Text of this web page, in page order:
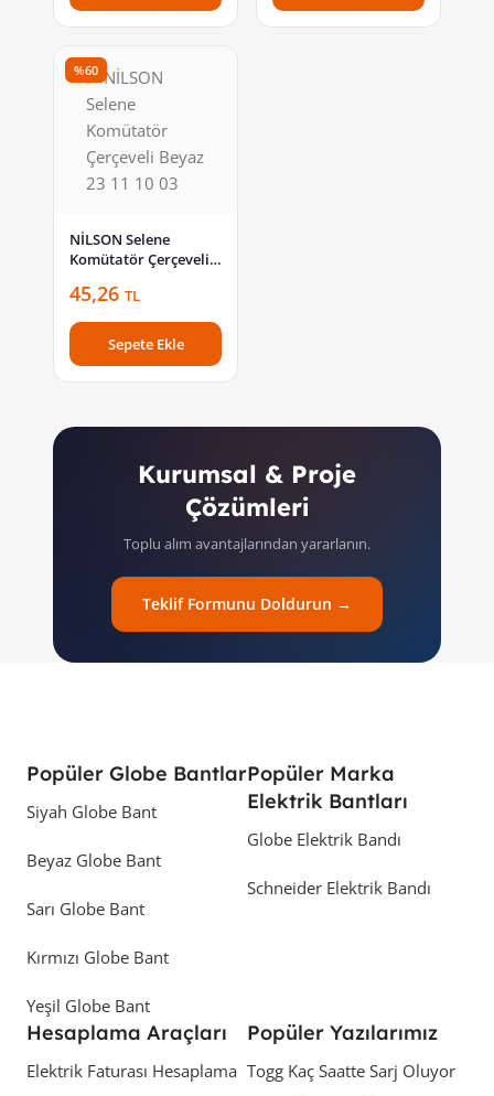
%60
NİLSON Selene
Komütatör Çerçeveli
45,26 TL
Sepete Ekle
Kurumsal & Proje
Çözümleri
Toplu alım avantajlarından yararlanın.
Teklif Formunu Doldurun →
Popüler Globe Bantlar
Siyah Globe Bant
Beyaz Globe Bant
Sarı Globe Bant
Kırmızı Globe Bant
Yeşil Globe Bant
Popüler Marka
Elektrik Bantları
Globe Elektrik Bandı
Schneider Elektrik Bandı
Hesaplama Araçları
Elektrik Faturası Hesaplama
Popüler Yazılarımız
Togg Kaç Saatte Sarj Oluyor